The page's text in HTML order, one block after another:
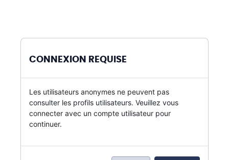
CONNEXION REQUISE
Les utilisateurs anonymes ne peuvent pas
consulter les profils utilisateurs. Veuillez vous
connecter avec un compte utilisateur pour
continuer.